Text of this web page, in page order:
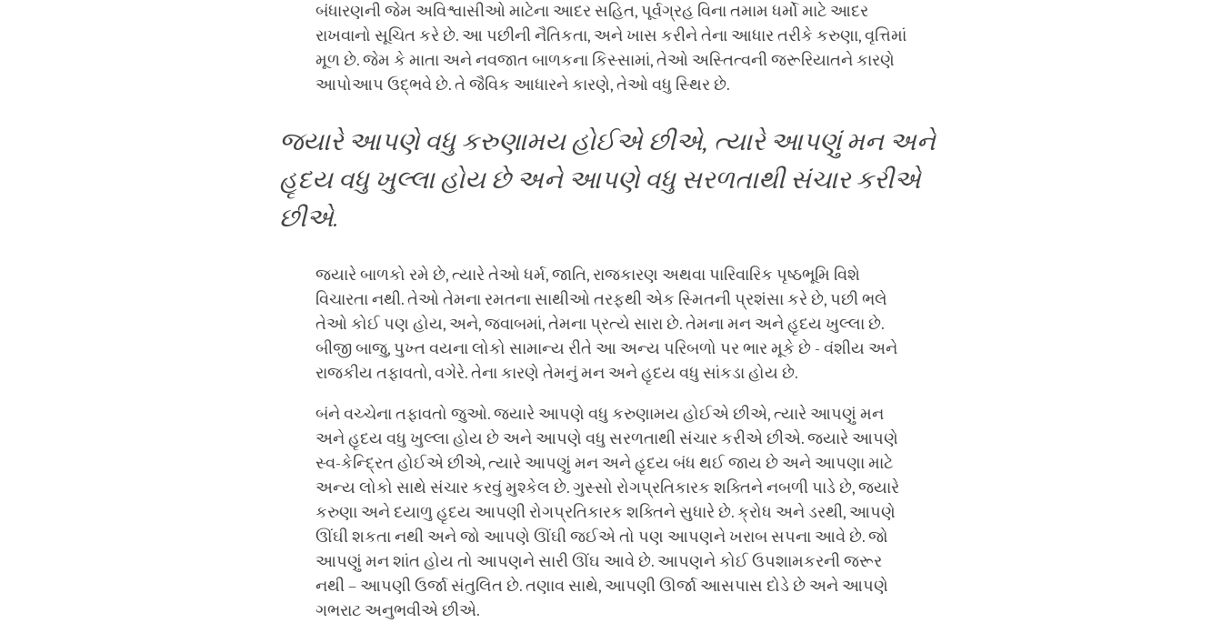
બંધારણની જેમ અવિશ્વાસીઓ માટેના આદર સહિત, પૂર્વગ્રહ વિના તમામ ધર્મો માટે આદર
રાખવાનો સૂચિત કરે છે. આ પછીની નૈતિકતા, અને ખાસ કરીને તેના આધાર તરીકે કરુણા, વૃત્તિમાં
મૂળ છે. જેમ કે માતા અને નવજાત બાળકના કિસ્સામાં, તેઓ અસ્તિત્વની જરૂરિયાતને કારણે
આપોઆપ ઉદ્ભવે છે. તે જૈવિક આધારને કારણે, તેઓ વધુ સ્થિર છે.
જ્યારે આપણે વધુ કરુણામય હોઈએ છીએ, ત્યારે આપણું મન અને
હૃદય વધુ ખુલ્લા હોય છે અને આપણે વધુ સરળતાથી સંચાર કરીએ
છીએ.
જ્યારે બાળકો રમે છે, ત્યારે તેઓ ધર્મ, જાતિ, રાજકારણ અથવા પારિવારિક પૃષ્ઠભૂમિ વિશે
વિચારતા નથી. તેઓ તેમના રમતના સાથીઓ તરફથી એક સ્મિતની પ્રશંસા કરે છે, પછી ભલે
તેઓ કોઈ પણ હોય, અને, જવાબમાં, તેમના પ્રત્યે સારા છે. તેમના મન અને હૃદય ખુલ્લા છે.
બીજી બાજુ, પુખ્ત વયના લોકો સામાન્ય રીતે આ અન્ય પરિબળો પર ભાર મૂકે છે - વંશીય અને
રાજકીય તફાવતો, વગેરે. તેના કારણે તેમનું મન અને હૃદય વધુ સાંકડા હોય છે.
બંને વચ્ચેના તફાવતો જુઓ. જ્યારે આપણે વધુ કરુણામય હોઈએ છીએ, ત્યારે આપણું મન
અને હૃદય વધુ ખુલ્લા હોય છે અને આપણે વધુ સરળતાથી સંચાર કરીએ છીએ. જ્યારે આપણે
સ્વ-કેન્દ્રિત હોઈએ છીએ, ત્યારે આપણું મન અને હૃદય બંધ થઈ જાય છે અને આપણા માટે
અન્ય લોકો સાથે સંચાર કરવું મુશ્કેલ છે. ગુસ્સો રોગપ્રતિકારક શક્તિને નબળી પાડે છે, જ્યારે
કરુણા અને દયાળુ હૃદય આપણી રોગપ્રતિકારક શક્તિને સુધારે છે. ક્રોધ અને ડરથી, આપણે
ઊંઘી શકતા નથી અને જો આપણે ઊંઘી જઈએ તો પણ આપણને ખરાબ સપના આવે છે. જો
આપણું મન શાંત હોય તો આપણને સારી ઊંઘ આવે છે. આપણને કોઈ ઉપશામકરની જરૂર
નથી – આપણી ઉર્જા સંતુલિત છે. તણાવ સાથે, આપણી ઊર્જા આસપાસ દોડે છે અને આપણે
ગભરાટ અનુભવીએ છીએ.